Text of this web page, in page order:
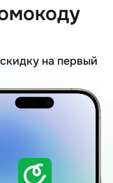
на первый